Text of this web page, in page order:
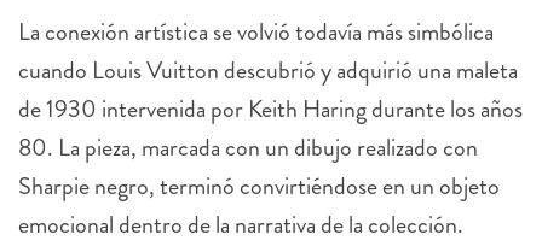
La conexión artística se volvió todavía más simbólica
cuando Louis Vuitton descubrió y adquirió una maleta
de 1930 intervenida por Keith Haring durante los años
80. La pieza, marcada con un dibujo realizado con
Sharpie negro, terminó convirtiéndose en un objeto
emocional dentro de la narrativa de la colección.